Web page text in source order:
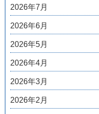
2026年7月
2026年6月
2026年5月
2026年4月
2026年3月
2026年2月